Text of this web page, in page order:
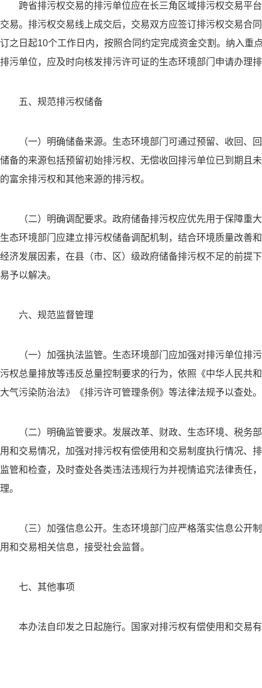
跨省排污权交易的排污单位应在长三角区域排污权交易平
交易。排污权交易线上成交后，交易双方应签订排污权交易合
订之日起10个工作日内，按照合同约定完成资金交割。纳入重
排污单位，应及时向核发排污许可证的生态环境部门申请办理
五、规范排污权储备
（一）明确储备来源。生态环境部门可通过预留、收回、
储备的来源包括预留初始排污权、无偿收回排污单位已到期且
的富余排污权和其他来源的排污权。
（二）明确调配要求。政府储备排污权应优先用于保障重
生态环境部门应建立排污权储备调配机制，结合环境质量改善
经济发展因素，在县（市、区）级政府储备排污权不足的前提
易予以解决。
六、规范监督管理
（一）加强执法监管。生态环境部门应加强对排污单位排
污权总量排放等违反总量控制要求的行为，依照《中华人民共
大气污染防治法》《排污许可管理条例》等法律法规予以查处。
（二）明确监管要求。发展改革、财政、生态环境、税务
用和交易情况，加强对排污权有偿使用和交易制度执行情况、
监管和检查，及时查处各类违法违规行为并视情追究法律责任
理。
（三）加强信息公开。生态环境部门应严格落实信息公开
用和交易相关信息，接受社会监督。
七、其他事项
本办法自印发之日起施行。国家对排污权有偿使用和交易